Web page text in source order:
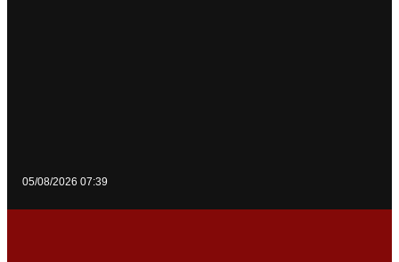
05/08/2026 07:39